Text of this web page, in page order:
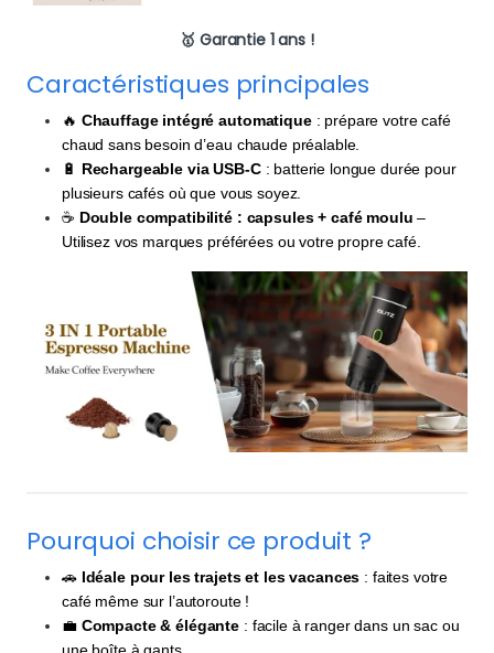
🥇 Garantie 1 ans !
Caractéristiques principales
🔥 Chauffage intégré automatique: prépare votre café
chaud sans besoin d’eau chaude préalable.
🔋 Rechargeable via USB-C: batterie longue durée pour
plusieurs cafés où que vous soyez.
☕ Double compatibilité : capsules + café moulu –
Utilisez vos marques préférées ou votre propre café.
Pourquoi choisir ce produit ?
🚗 Idéale pour les trajets et les vacances : faites votre
café même sur l’autoroute !
💼 Compacte & élégante : facile à ranger dans un sac ou